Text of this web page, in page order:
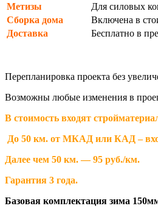
Метизы
Для силовых
Сборка дома
Включена в
Доставка
Бесплатно в
Перепланировка проекта без
Возможны любые изменения в
В стоимость входят
До 50 км. от МКАД или КАД –
Далее чем 50 км. — 95 руб./км.
Гарантия 3 года.
Базовая комплектация зима